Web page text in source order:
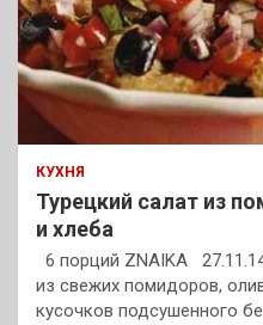
КУХНЯ
Турецкий салат из
и хлеба
6 порций ZNAIKA
из свежих помидоров,
кусочков подсушенного